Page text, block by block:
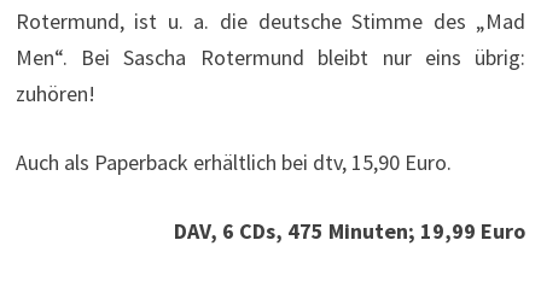
Rotermund, ist u. a. die deutsche Stimme des „Mad
Men“. Bei Sascha Rotermund bleibt nur eins übrig:
zuhören!
Auch als Paperback erhältlich bei dtv, 15,90 Euro.
DAV, 6 CDs, 475 Minuten; 19,99 Euro